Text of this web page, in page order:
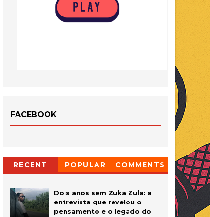
FACEBOOK
RECENT POPULAR COMMENTS
Dois anos sem Zuka Zula: a
entrevista que revelou o
pensamento e o legado do